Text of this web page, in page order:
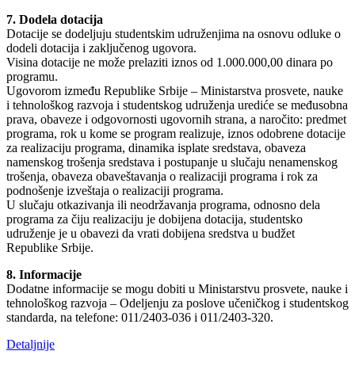
7. Dodela dotacija
Dotacije se dodeljuju studentskim udruženjima na osnovu odluke o
dodeli dotacija i zaključenog ugovora.
Visina dotacije ne može prelaziti iznos od 1.000.000,00 dinara po
programu.
Ugovorom između Republike Srbije – Ministarstva prosvete, nauke
i tehnološkog razvoja i studentskog udruženja urediće se međusobna
prava, obaveze i odgovornosti ugovornih strana, a naročito: predmet
programa, rok u kome se program realizuje, iznos odobrene dotacije
za realizaciju programa, dinamika isplate sredstava, obaveza
namenskog trošenja sredstava i postupanje u slučaju nenamenskog
trošenja, obaveza obaveštavanja o realizaciji programa i rok za
podnošenje izveštaja o realizaciji programa.
U slučaju otkazivanja ili neodržavanja programa, odnosno dela
programa za čiju realizaciju je dobijena dotacija, studentsko
udruženje je u obavezi da vrati dobijena sredstva u budžet
Republike Srbije.
8. Informacije
Dodatne informacije se mogu dobiti u Ministarstvu prosvete, nauke i
tehnološkog razvoja – Odeljenju za poslove učeničkog i studentskog
standarda, na telefone: 011/2403-036 i 011/2403-320.
Detaljnije